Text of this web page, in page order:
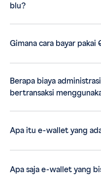
blu?
Gimana cara bayar pakai
Berapa biaya
bertransaksi
Apa itu e-wallet yang
Apa saja e-wallet yang